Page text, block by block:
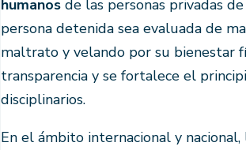
humanos de las personas privadas
persona detenida sea evaluada de
maltrato y velando por su bienestar
transparencia y se fortalece el
disciplinarios.
En el ámbito internacional y